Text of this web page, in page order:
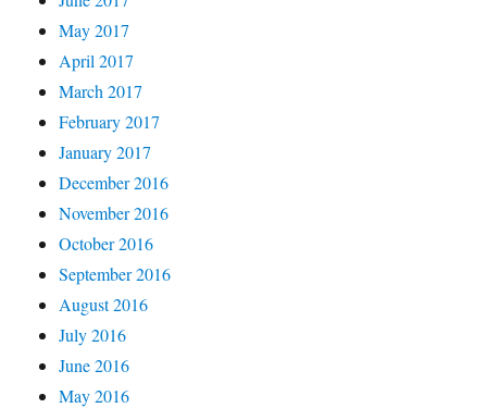
May 2017
April 2017
March 2017
February 2017
January 2017
December 2016
November 2016
October 2016
September 2016
August 2016
July 2016
June 2016
May 2016